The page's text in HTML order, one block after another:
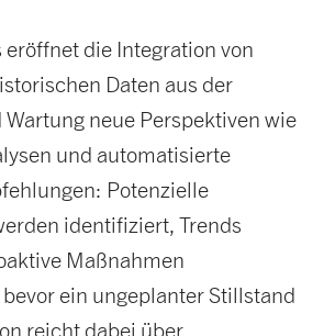
eröffnet die Integration von
Daten aus der
neue Perspektiven wie
und automatisierte
Potenzielle
identifiziert, Trends
Maßnahmen
ein ungeplanter Stillstand
reicht dabei über